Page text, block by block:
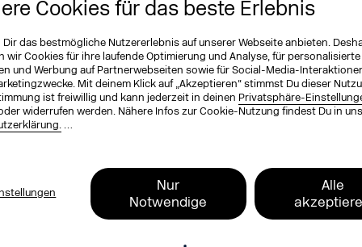
Cookies für das beste Erlebnis
Dir das bestmögliche Nutzererlebnis auf unserer Webseite anbieten.
wir Cookies für ihre laufende Optimierung und Analyse, für personalisierte
und Werbung auf Partnerwebseiten sowie für Social-Media-
Mit deinem Klick auf „Akzeptieren“ stimmst Du dieser
ist freiwillig und kann jederzeit in deinen Privatsphäre-
widerrufen werden. Nähere Infos zur Cookie-Nutzung findest Du in
…
Nur
Notwendige
Alle
*
Programm, zu Tickets und exklusive
dem DMEXCO Podcast. Kompakt,